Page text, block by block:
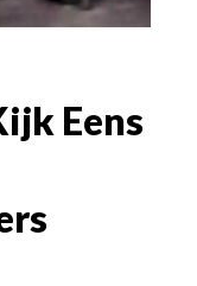
Eens